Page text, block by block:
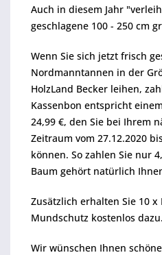
Auch in diesem Jahr
geschlagene 100 - 250 cm
Wenn Sie sich jetzt frisch
Nordmanntannen in der
HolzLand Becker leihen,
Kassenbon entspricht
24,99 €, den Sie bei Ihrem
Zeitraum vom 27.12.2020
können. So zahlen Sie nur
Baum gehört natürlich
Zusätzlich erhalten Sie 10 x
Mundschutz kostenlos dazu.
Wir wünschen Ihnen